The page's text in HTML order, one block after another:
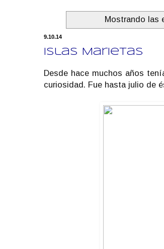
Mostrando las
9.10.14
Islas Marietas
Desde hace muchos años
curiosidad. Fue hasta julio de